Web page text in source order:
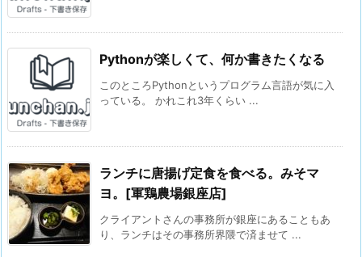
Pythonが楽しくて、何か書きたくなる
このところPythonというプログラム言語が気に入
っている。 かれこれ3年くらい ...
ランチに唐揚げ定食を食べる。みそマ
ヨ。[軍鶏農場銀座店]
クライアントさんの事務所が銀座にあることもあ
り、ランチはその事務所界隈で済ませて ...